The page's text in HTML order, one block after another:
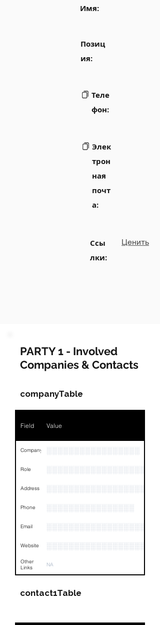
Имя:
Позиц
ия:
Теле
фон:
Элек
трон
ная
почт
а:
Ссы
лки:
Ценить
PARTY 1 - Involved
Companies & Contacts
companyTable
Field Value
Company ░░░░░░░░░░░░░░░░░
Role
Address
Phone ░░░░░░░░░░░░░░░░
Email
Website
Other
Links
NA
contact1Table